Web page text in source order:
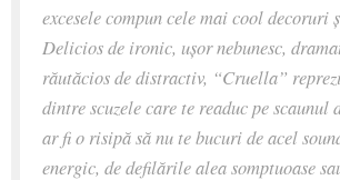
excesele compun cele mai cool decoruri
Delicios de ironic, ușor nebunesc,
răutăcios de distractiv, “Cruella”
dintre scuzele care te readuc pe scaunul
ar fi o risipă să nu te bucuri de acel
energic, de defilările alea somptuoase